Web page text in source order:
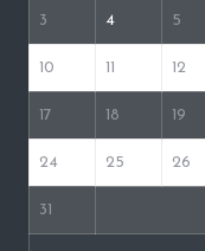
3 4 5
10 12
17 18 19
24 25 26
31